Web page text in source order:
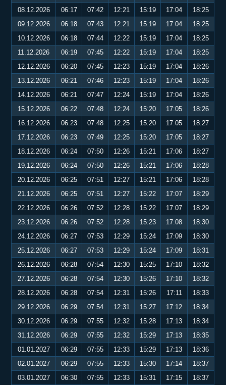
08.12.2026
06:17 07:42 12:21 15:19 17:04
18:25
09.12.2026
06:18 07:43 12:21 15:19 17:04
18:25
10.12.2026
06:18 07:44 12:22 15:19 17:04
18:25
11.12.2026
06:19 07:45 12:22 15:19 17:04
18:25
12.12.2026
06:20 07:45 12:23 15:19 17:04
18:26
13.12.2026
06:21 07:46 12:23 15:19 17:04
18:26
14.12.2026
06:21 07:47 12:24 15:19 17:04
18:26
15.12.2026
06:22 07:48 12:24 15:20 17:05
18:26
16.12.2026
06:23 07:48 12:25 15:20 17:05
18:27
17.12.2026
06:23 07:49 12:25 15:20 17:05
18:27
18.12.2026
06:24 07:50 12:26 15:21 17:06
18:27
19.12.2026
06:24 07:50 12:26 15:21 17:06
18:28
20.12.2026
06:25 07:51 12:27 15:21 17:06
18:28
21.12.2026
06:25 07:51 12:27 15:22 17:07
18:29
22.12.2026
06:26 07:52 12:28 15:22 17:07
18:29
23.12.2026
06:26 07:52 12:28 15:23 17:08
18:30
24.12.2026
06:27 07:53 12:29 15:24 17:09
18:30
25.12.2026
06:27 07:53 12:29 15:24 17:09
18:31
26.12.2026
06:28 07:54 12:30 15:25 17:10
18:32
27.12.2026
06:28 07:54 12:30 15:26 17:10
18:32
28.12.2026
06:28 07:54 12:31 15:26 17:11
18:33
29.12.2026
06:29 07:54 12:31 15:27 17:12
18:34
30.12.2026
06:29 07:55 12:32 15:28 17:13
18:34
31.12.2026
06:29 07:55 12:32 15:29 17:13
18:35
01.01.2027
06:29 07:55 12:33 15:29 17:13
18:36
02.01.2027
06:29 07:55 12:33 15:30 17:14
18:37
03.01.2027
06:30 07:55 12:33 15:31 17:15
18:37